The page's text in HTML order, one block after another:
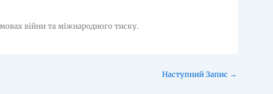
війни та міжнародного тиску.
Наступний Запис →